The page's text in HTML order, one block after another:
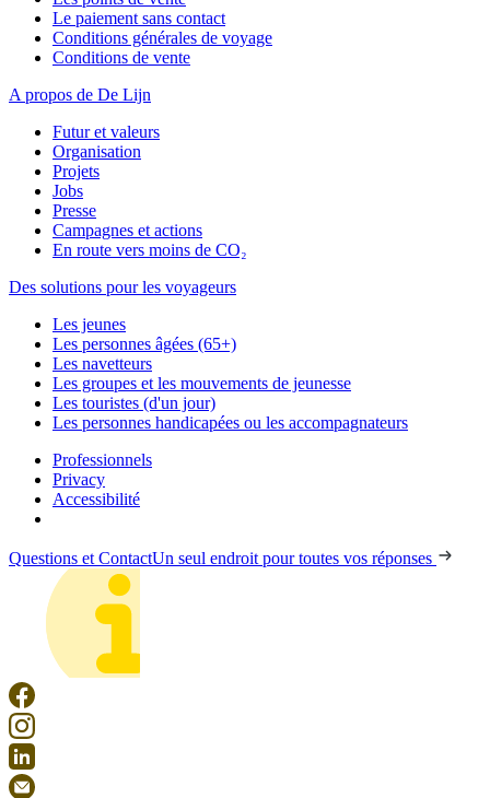
Le paiement sans contact
Conditions générales de voyage
Conditions de vente
A propos de De Lijn
Futur et valeurs
Organisation
Projets
Jobs
Presse
Campagnes et actions
En route vers moins de CO₂
Des solutions pour les voyageurs
Les jeunes
Les personnes âgées (65+)
Les navetteurs
Les groupes et les mouvements de jeunesse
Les touristes (d'un jour)
Les personnes handicapées ou les accompagnateurs
Professionnels
Privacy
Accessibilité
Questions et ContactUn seul endroit pour toutes vos réponses